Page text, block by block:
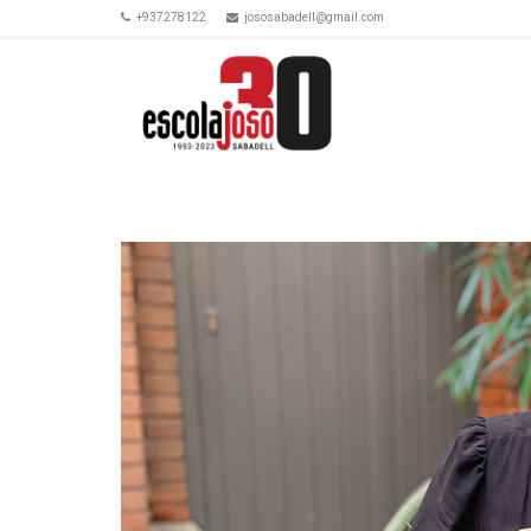
+937278122 jososabadell@gmail.com